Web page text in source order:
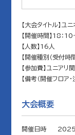
【大会タイトル】
【開催時間】18：
【人数】16人
【開催種別（受付時
【参加費】ユニア
【備考（開催フロ
大会概要
開催日時